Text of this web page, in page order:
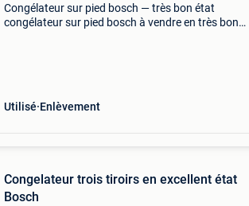
Congélateur sur pied bosch — très bon état
congélateur sur pied bosch à vendre en très bon
Utilisé Enlèvement
Congelateur trois tiroirs en excellent état
Bosch